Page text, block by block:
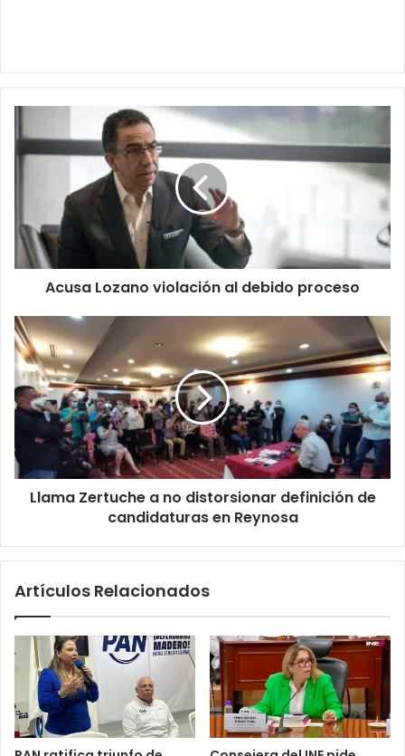
Acusa Lozano violación al debido proceso
Llama Zertuche a no distorsionar definición de
candidaturas en Reynosa
Artículos Relacionados